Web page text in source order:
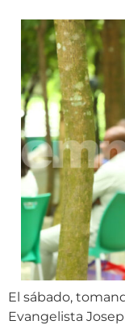
El sábado,
Evangelista